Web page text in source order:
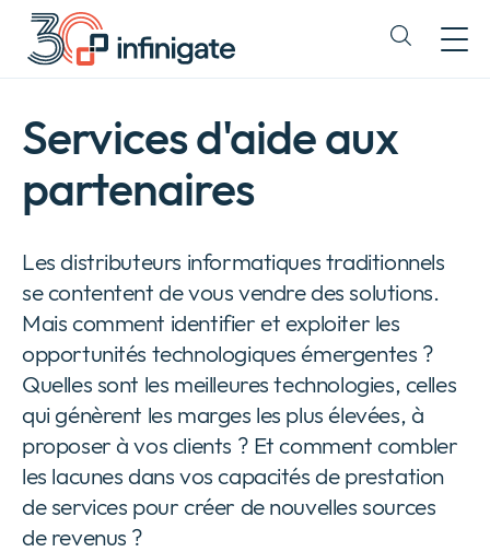
Passer
contenu
Expand
Entreprise
Services d'aide aux
partenaires
Les distributeurs informatiques traditionnels
se contentent de vous vendre des solutions.
Mais comment identifier et exploiter les
opportunités technologiques émergentes ?
Quelles sont les meilleures technologies, celles
qui génèrent les marges les plus élevées, à
proposer à vos clients ? Et comment combler
les lacunes dans vos capacités de prestation
de services pour créer de nouvelles sources
de revenus ?